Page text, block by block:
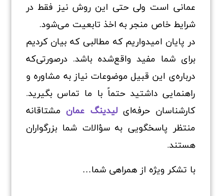
عمانی است ولی حتی این روش نیز فقط در
شرایط خاص منجر به اخذ تابعیت می‌شود.
در پایان امیدواریم که مطالبی که بیان کردیم
برای شما مفید واقع‌شده باشد. درصورتی‌که
درباره‌ی این قبیل موضوعات نیاز به مشاوره و
راهنمایی داشتید حتماً با ما تماس بگیرید.
کارشناسان حرفه‌ایلیدینگ عمان مشتاقانه
منتظر پاسخگویی به سؤالات شما بزرگواران
هستند.
با تشکر ویژه از همراهی شما…